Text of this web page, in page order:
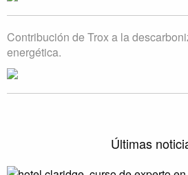
Contribución de Trox a la
energética.
Últimas